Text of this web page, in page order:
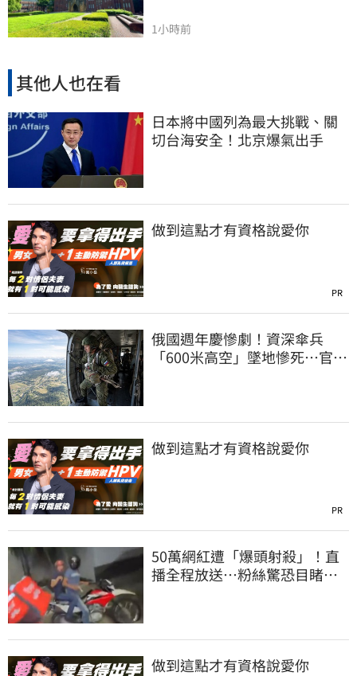
1小時前
其他人也在看
日本將中國列為最大挑戰、關
切台海安全！北京爆氣出手
做到這點才有資格說愛你
PR
俄國週年慶慘劇！資深傘兵
「600米高空」墜地慘死…官方
做到這點才有資格說愛你
PR
50萬網紅遭「爆頭射殺」！直
播全程放送…粉絲驚恐目睹慘
做到這點才有資格說愛你